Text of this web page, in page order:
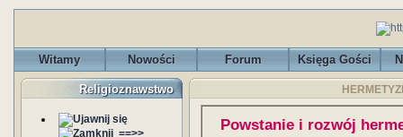
Witamy Nowości Forum Księga Gości
Religioznawstwo
==>>
Powstanie i rozwój